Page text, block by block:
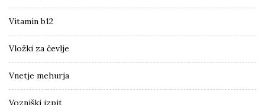
Vitamin b12
Vložki za čevlje
Vnetje mehurja
Vozniški izpit